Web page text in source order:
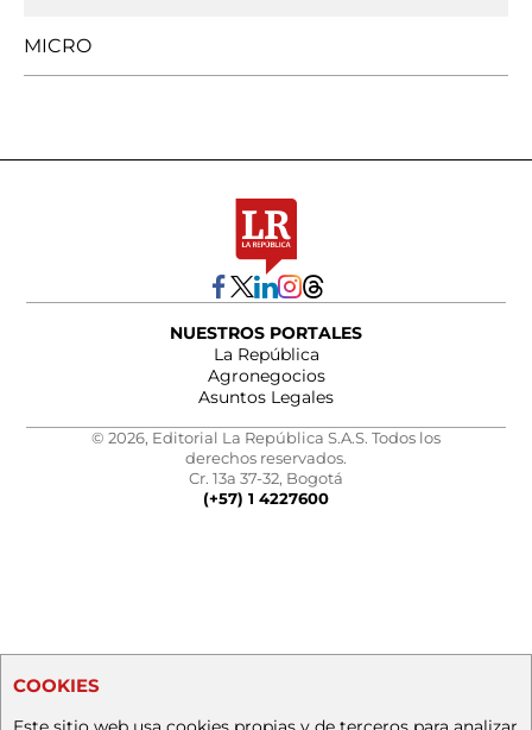
MICRO
NUESTROS PORTALES
La República
Agronegocios
Asuntos Legales
© 2026, Editorial La República S.A.S. Todos los
derechos reservados.
Cr. 13a 37-32, Bogotá
(+57) 1 4227600
COOKIES